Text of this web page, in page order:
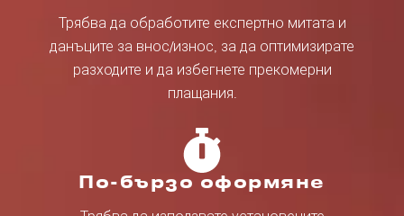
Трябва да обработите експертно митата и
данъците за внос/износ, за да оптимизирате
разходите и да избегнете прекомерни
плащания.
По-бързо оформяне